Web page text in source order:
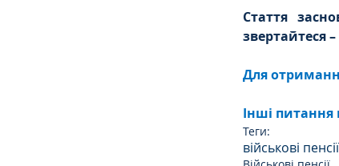
Стаття
звертайтеся
Для
Інші питання
Теги:
військові пенсії